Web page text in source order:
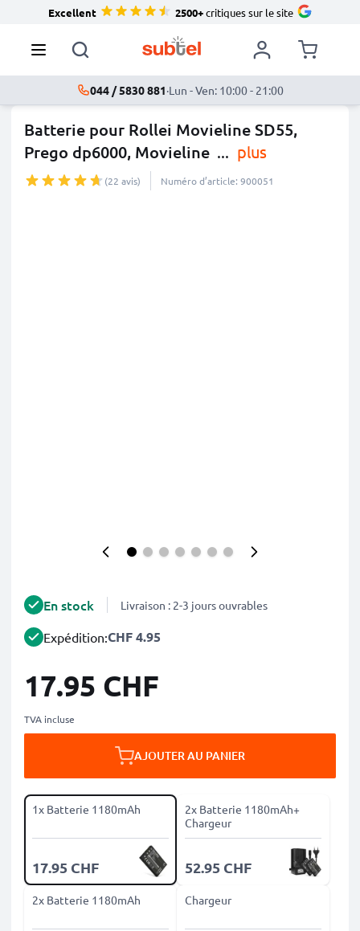
Excellent 2500+critiques sur le site
044 / 5830 881·Lun - Ven: 10:00 - 21:00
Batterie pour Rollei Movieline SD55,
Prego dp6000, Movieline ... plus
(22 avis) Numéro d’article: 900051
En stock Livraison : 2-3 jours ouvrables
Expédition:CHF 4.95
17.95 CHF
TVA incluse
AJOUTER AU PANIER
1x Batterie 1180mAh
17.95 CHF
2x Batterie 1180mAh+
Chargeur
52.95 CHF
2x Batterie 1180mAh Chargeur